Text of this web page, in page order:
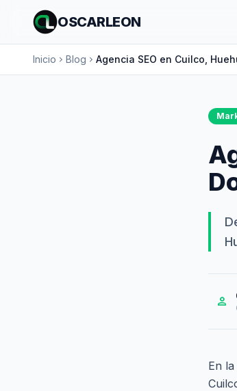
OSCARLEON
Inicio chevron_right Blog chevron_right Agencia SEO en Cuilco,
person
En